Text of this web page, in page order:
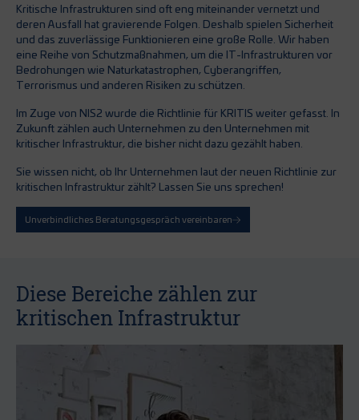
Kritische Infrastrukturen sind oft eng miteinander vernetzt und
deren Ausfall hat gravierende Folgen. Deshalb spielen Sicherheit
und das zuverlässige Funktionieren eine große Rolle. Wir haben
eine Reihe von Schutzmaßnahmen, um die IT-Infrastrukturen vor
Bedrohungen wie Naturkatastrophen, Cyberangriffen,
Terrorismus und anderen Risiken zu schützen.
Im Zuge von NIS2 wurde die Richtlinie für KRITIS weiter gefasst. In
Zukunft zählen auch Unternehmen zu den Unternehmen mit
kritischer Infrastruktur, die bisher nicht dazu gezählt haben.
Sie wissen nicht, ob Ihr Unternehmen laut der neuen Richtlinie zur
kritischen Infrastruktur zählt? Lassen Sie uns sprechen!
Unverbindliches Beratungsgespräch vereinbaren
Diese Bereiche zählen zur
kritischen Infrastruktur